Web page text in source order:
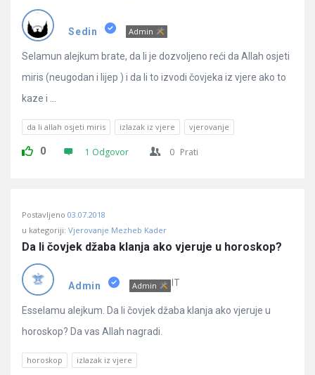
Sedin Admin
Selamun alejkum brate, da li je dozvoljeno reći da Allah osjeti
miris (neugodan i lijep ) i da li to izvodi čovjeka iz vjere ako to
kaze i ...
da li allah osjeti miris izlazak iz vjere vjerovanje
0 1 Odgovor 0 Prati
Postavljeno 03.07.2018
u kategoriji: Vjerovanje Mezheb Kader
Da li čovjek džaba klanja ako vjeruje u horoskop?
Admin Admin IT
Esselamu alejkum. Da li čovjek džaba klanja ako vjeruje u
horoskop? Da vas Allah nagradi.
horoskop izlazak iz vjere